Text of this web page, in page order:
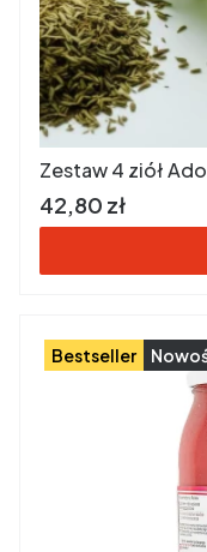
Zestaw 4 ziół
Cena brutto
42,80 zł
Bestseller